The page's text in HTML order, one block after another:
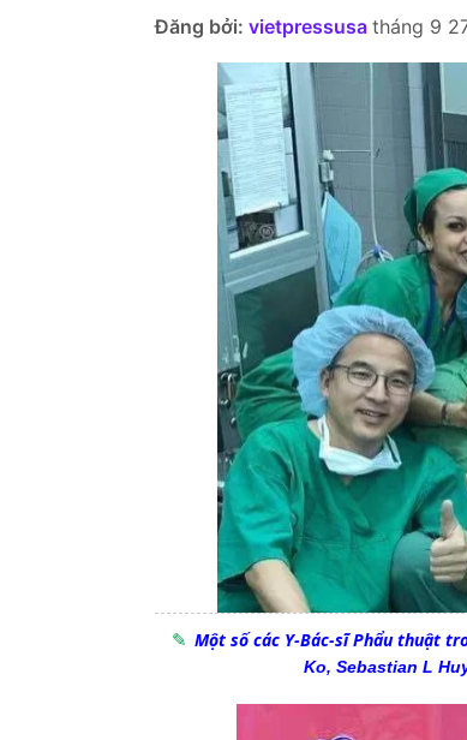
Đăng bởi: vietpressusa tháng 9
Một số các Y-Bác-sĩ Phẩu thuật
Ko, Sebastian L